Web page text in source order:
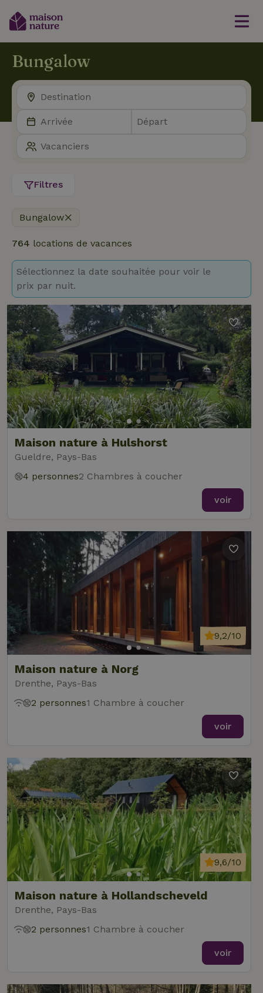
Bungalow
Filtres
Bungalow
764 locations de vacances
Sélectionnez la date souhaitée pour voir le
prix par nuit.
Maison nature à Hulshorst
Gueldre, Pays-Bas
4 personnes2 Chambres à coucher
voir
Maison nature à Norg
Drenthe, Pays-Bas
9,2/10
2 personnes1 Chambre à coucher
voir
Maison nature à Hollandscheveld
Drenthe, Pays-Bas
9,6/10
2 personnes1 Chambre à coucher
voir